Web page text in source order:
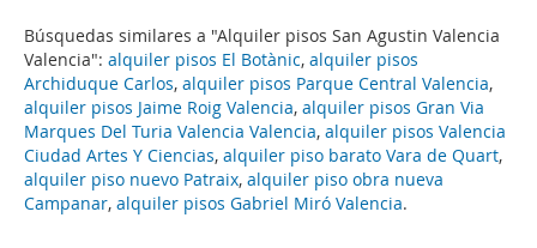
Búsquedas similares a "Alquiler pisos San Agustin Valencia
Valencia": alquiler pisos El Botànic, alquiler pisos
Archiduque Carlos, alquiler pisos Parque Central Valencia,
alquiler pisos Jaime Roig Valencia, alquiler pisos Gran Via
Marques Del Turia Valencia Valencia, alquiler pisos Valencia
Ciudad Artes Y Ciencias, alquiler piso barato Vara de Quart,
alquiler piso nuevo Patraix, alquiler piso obra nueva
Campanar, alquiler pisos Gabriel Miró Valencia.